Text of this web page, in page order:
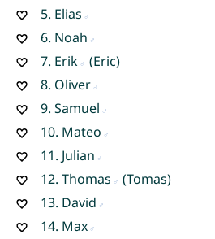
5. Elias
6. Noah
7. Erik
(Eric)
8. Oliver
9. Samuel
10. Mateo
11. Julian
12. Thomas
(Tomas)
13. David
14. Max